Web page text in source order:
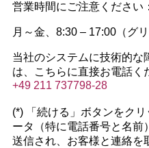
営業時間にご注意ください：
月～金、8:30 – 17:00（グ
当社のシステムに技術的な
は、こちらに直接お電話く
+49 211 737798-28
(*) 「続ける」ボタンをク
ータ（特に電話番号と名前
送信され、お客様と連絡を